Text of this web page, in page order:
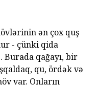
ən çox quş
- çünki qida
Burada qağayı, bir
qu, ördək və
var. Onların